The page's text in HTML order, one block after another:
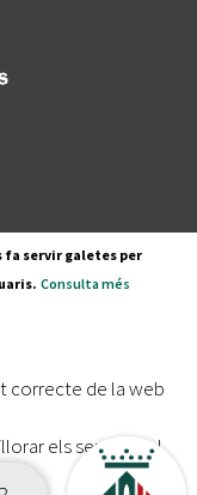
fa servir galetes per
Consulta més
correcte de la web
els serveis del